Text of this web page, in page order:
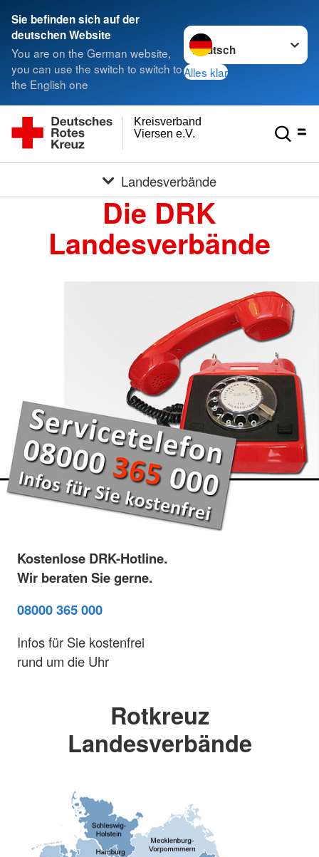
Sie befinden sich auf der
deutschen Website
You are on the German website,
you can use the switch to switch to
the English one
Sprache wechseln zu
Alles klar
Viersen e.V.
Kreisverband
Landesverbände
Die DRK
Landesverbände
Kostenlose DRK-Hotline.
Wir beraten Sie gerne.
08000 365 000
Infos für Sie kostenfrei
rund um die Uhr
Rotkreuz
Landesverbände